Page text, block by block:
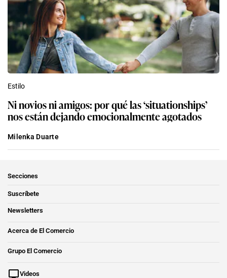
Estilo
Ni novios ni amigos: por qué las ‘situationships’
nos están dejando emocionalmente agotados
Milenka Duarte
Secciones
Suscríbete
Newsletters
Acerca de El Comercio
Grupo El Comercio
Videos